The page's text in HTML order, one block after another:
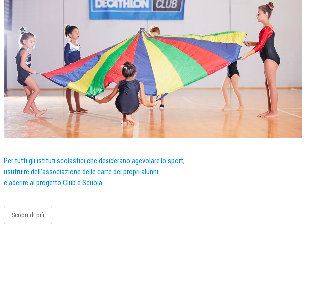
Per tutti gli istituti scolastici che desiderano agevolare lo sport,
usufruire dell’associazione delle carte dei propri alunni
e aderire al progetto Club e Scuola
Scopri di più